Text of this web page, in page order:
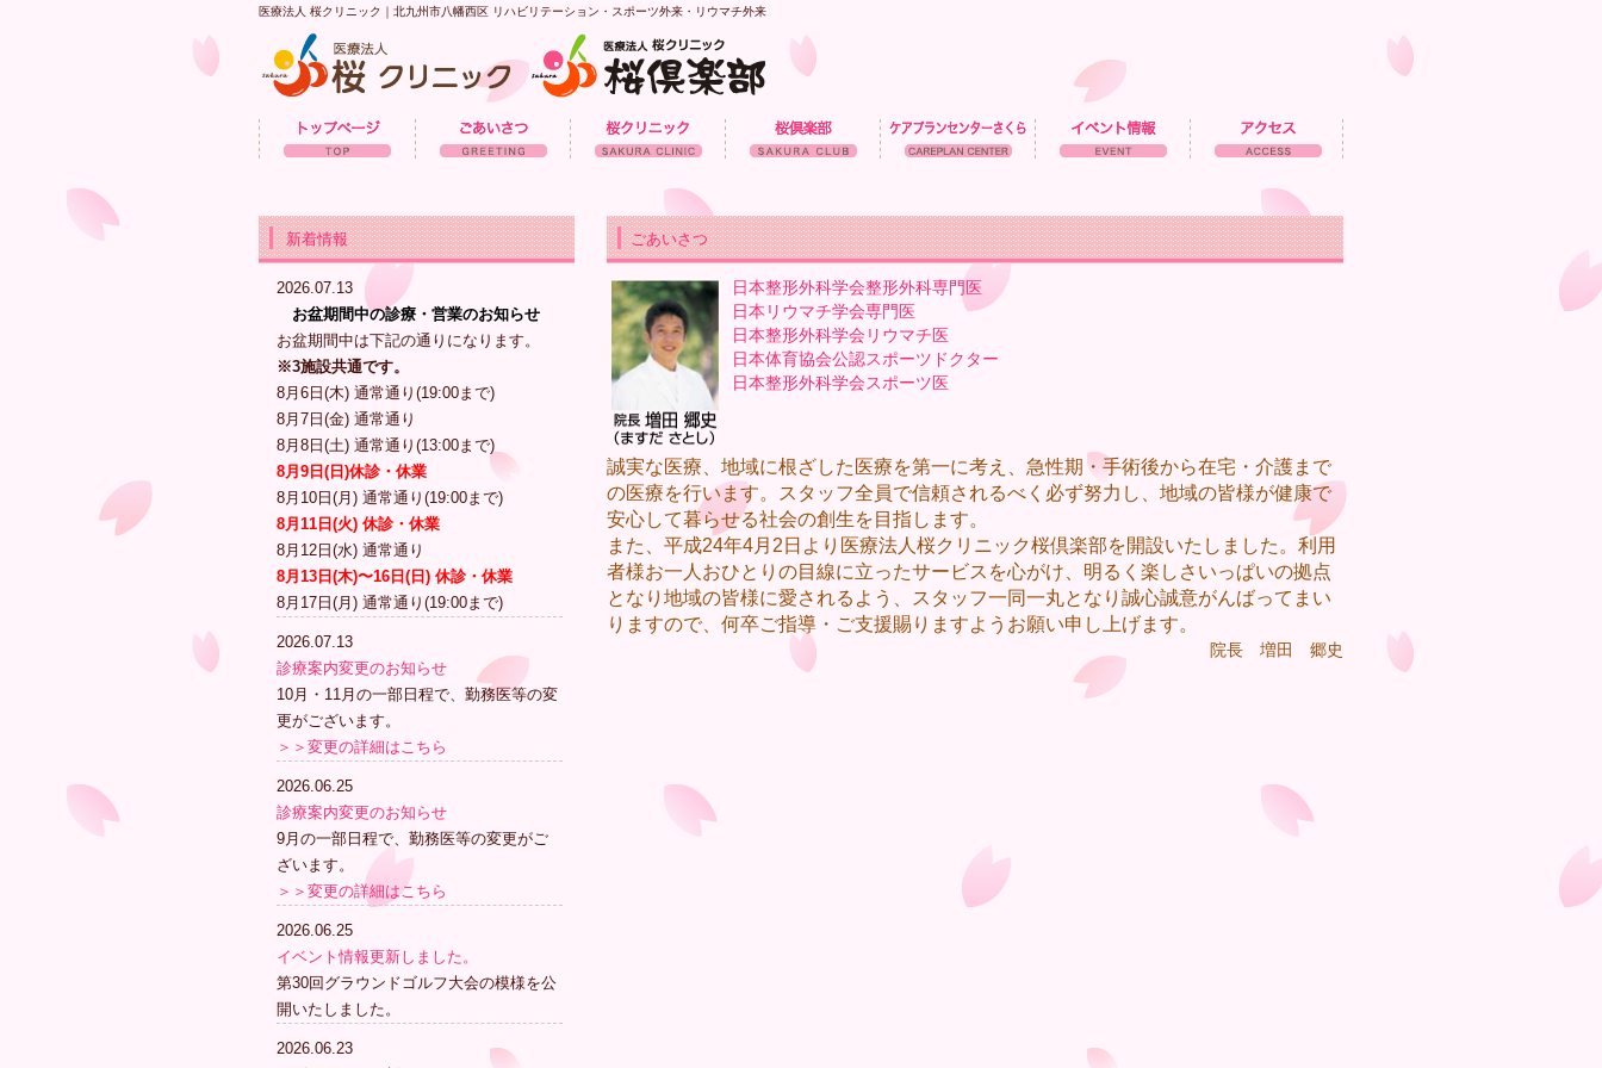
医療法人 桜クリニック｜北九州市八幡西区 リハビリテーション・スポーツ外来・リウマチ外来
ごあいさつ
日本整形外科学会整形外科専門医
日本リウマチ学会専門医
日本整形外科学会リウマチ医
日本体育協会公認スポーツドクター
日本整形外科学会スポーツ医
誠実な医療、地域に根ざした医療を第一に考え、急性期・手術後から在宅・介護まで
の医療を行います。スタッフ全員で信頼されるべく必ず努力し、地域の皆様が健康で
安心して暮らせる社会の創生を目指します。
また、平成24年4月2日より医療法人桜クリニック桜倶楽部を開設いたしました。利用
者様お一人おひとりの目線に立ったサービスを心がけ、明るく楽しさいっぱいの拠点
となり地域の皆様に愛されるよう、スタッフ一同一丸となり誠心誠意がんばってまい
りますので、何卒ご指導・ご支援賜りますようお願い申し上げます。
院長 増田 郷史
新着情報
2026.07.13
お盆期間中の診療・営業のお知らせ
お盆期間中は下記の通りになります。
※3施設共通です。
8月6日(木) 通常通り(19:00まで)
8月7日(金) 通常通り
8月8日(土) 通常通り(13:00まで)
8月9日(日)休診・休業
8月10日(月) 通常通り(19:00まで)
8月11日(火) 休診・休業
8月12日(水) 通常通り
8月13日(木)〜16日(日) 休診・休業
8月17日(月) 通常通り(19:00まで)
2026.07.13
診療案内変更のお知らせ
10月・11月の一部日程で、勤務医等の変
更がございます。
＞＞変更の詳細はこちら
2026.06.25
診療案内変更のお知らせ
9月の一部日程で、勤務医等の変更がご
ざいます。
＞＞変更の詳細はこちら
2026.06.25
イベント情報更新しました。
第30回グラウンドゴルフ大会の模様を公
開いたしました。
2026.06.23